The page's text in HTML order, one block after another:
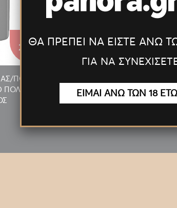
ΠΟΥΡΟΥ
ΠΟΛΥΤΕΛ.
27.55€
ΦΛΟΓΙΣΤΡΟ LED ΠΟΛΥΤΕΛ.
ΘΑ ΠΡΕΠΕΙ ΝΑ ΕΙΣΤΕ ΑΝΩ
ΓΙΑ ΝΑ
ΕΙΜΑΙ ΑΝΩ ΤΩΝ 18